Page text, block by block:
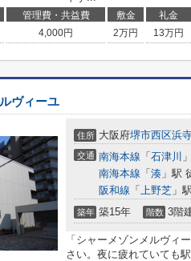
管理費・共益費 敷金 礼金
4,000円 2万円 13万円
ヴィーユ
住所 大阪府堺市西区浜
交通 南海本線 「 石津川
南海本線 「 湊 」駅
阪和線 「 上野芝 」
築年 築15年 階数 3階
「シャーメゾンメルヴィ
さい。夜に疲れていても